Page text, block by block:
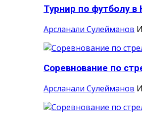
Турнир по футболу в
Арсланали Сулейманов
Соревнование по
Арсланали Сулейманов